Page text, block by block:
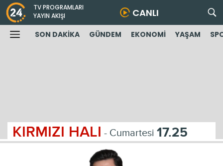
TV PROGRAMLARI
YAYIN AKIŞI
CANLI
SON DAKİKA GÜNDEM EKONOMİ YAŞAM
KIRMIZI HALI - Cumartesi 17.25